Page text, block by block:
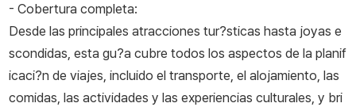
- Cobertura completa:
Desde las principales atracciones tur?sticas hasta joyas e
scondidas, esta gu?a cubre todos los aspectos de la planif
icaci?n de viajes, incluido el transporte, el alojamiento, las
comidas, las actividades y las experiencias culturales, y bri